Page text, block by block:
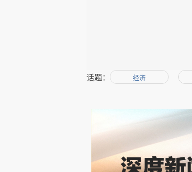
年之后。纵观北京全
在边缘板块。而北京高峰时一
其一、目前CBD核心区
地块的入市时间都已经往后
板块公司都已经预分配好了办
其二、北京与上海对比
上海因为轨道交通太过发达，
话题： 经济